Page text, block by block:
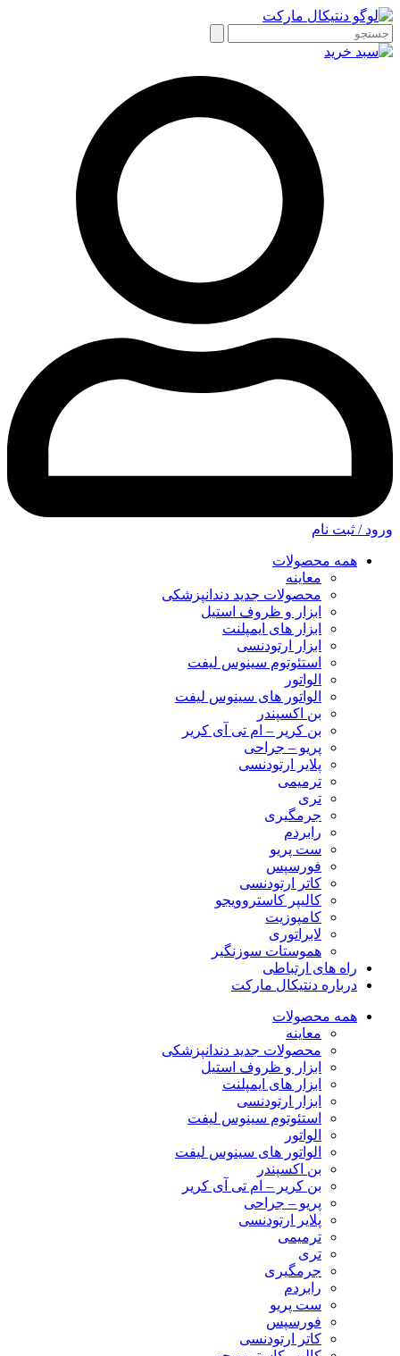
ورود / ثبت نام
همه محصولات
معاینه
محصولات جدید دندانپزشکی
ابزار و ظروف استیل
ابزار های ایمپلنت
ابزار ارتودنسی
استئوتوم سینوس لیفت
الواتور
الواتور های سینوس لیفت
بن اکسپندر
بن کریر – ام تی آی کریر
پریو – جراحی
پلایر ارتودنسی
ترمیمی
تری
جرمگیری
رابردم
ست پریو
فورسپس
کاتر ارتودنسی
کالیپر کاستروویجو
کامپوزیت
لابراتوری
هموستات سوزنگیر
راه های ارتباطی
درباره دنتیکال مارکت
همه محصولات
معاینه
محصولات جدید دندانپزشکی
ابزار و ظروف استیل
ابزار های ایمپلنت
ابزار ارتودنسی
استئوتوم سینوس لیفت
الواتور
الواتور های سینوس لیفت
بن اکسپندر
بن کریر – ام تی آی کریر
پریو – جراحی
پلایر ارتودنسی
ترمیمی
تری
جرمگیری
رابردم
ست پریو
فورسپس
کاتر ارتودنسی